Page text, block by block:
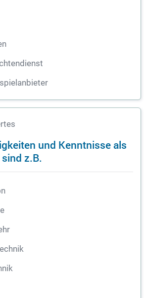
und Kenntnisse als
z.B.